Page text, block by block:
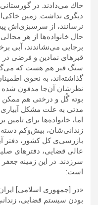
خاك مى‌دادند. در
ديگرى نداشت. زمين
نرسانند، از سرسبزى‌اش
حال خانواده‌ها از هر
برجایى مى‌نشاندند، آبى
قبرهاى نمادين و فرضى
سنگ قبر هم هست كه
گذاشته‌اند، به نحوى
نظرشان آن‌جا مدفون شده
بوته گُل و درختى هم
اما، خانواده‌ها براى
زندانى‌شان، بيش‌و‌كم
بازرسى‌ى كل كشور، دفتر
عالى قضايى، دفترهاى
سر‌زدند. در اين زمينه
است:
«در [جمهورى اسلامى]
بودن سيستم قضايى،